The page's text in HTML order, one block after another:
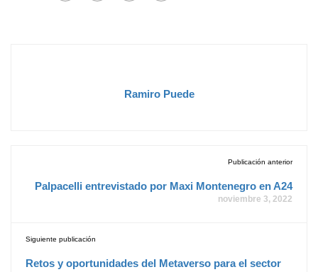
Ramiro Puede
Publicación anterior
Palpacelli entrevistado por Maxi Montenegro en A24
noviembre 3, 2022
Siguiente publicación
Retos y oportunidades del Metaverso para el sector